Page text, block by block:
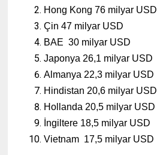
Hong Kong 76 milyar USD
Çin 47 milyar USD
BAE 30 milyar USD
Japonya 26,1 milyar USD
Almanya 22,3 milyar USD
Hindistan 20,6 milyar USD
Hollanda 20,5 milyar USD
İngiltere 18,5 milyar USD
Vietnam 17,5 milyar USD